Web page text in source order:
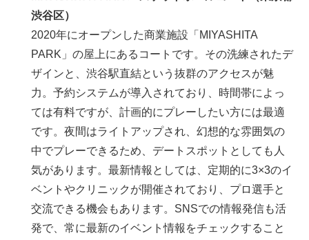
渋谷区）
2020年にオープンした商業施設「MIYASHITA
PARK」の屋上にあるコートです。その洗練されたデ
ザインと、渋谷駅直結という抜群のアクセスが魅
力。予約システムが導入されており、時間帯によっ
ては有料ですが、計画的にプレーしたい方には最適
です。夜間はライトアップされ、幻想的な雰囲気の
中でプレーできるため、デートスポットとしても人
気があります。最新情報としては、定期的に3×3のイ
ベントやクリニックが開催されており、プロ選手と
交流できる機会もあります。SNSでの情報発信も活
発で、常に最新のイベント情報をチェックすること